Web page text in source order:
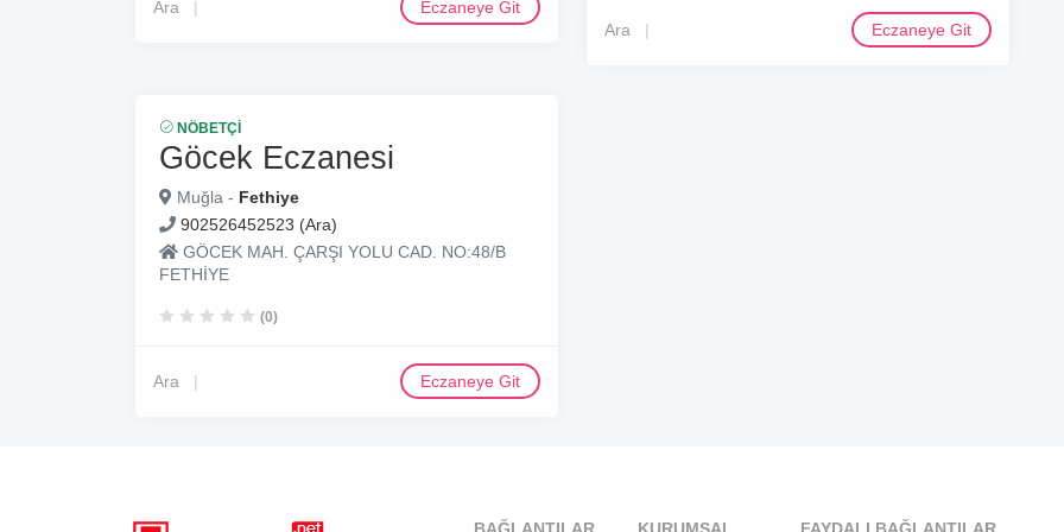
Ara Eczaneye Git
Ara Eczaneye Git
NÖBETÇI
Göcek Eczanesi
Muğla - Fethiye
902526452523 (Ara)
GÖCEK MAH. ÇARŞI YOLU CAD. NO:48/B
FETHİYE
(0)
Ara Eczaneye Git